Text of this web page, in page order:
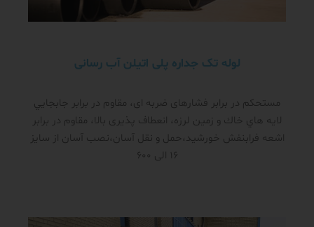
لوله تک جداره پلی اتیلن آب رسانی
مستحکم در برابر فشار‌های ضربه ای، مقاوم در برابر جابجايي
لايه هاي خاك و زمين لرزه، انعطاف پذیری بالا، مقاوم در برابر
اشعه فرابنفش خورشید،حمل و نقل آسان،نصب آسان از سایز
16 الی 600